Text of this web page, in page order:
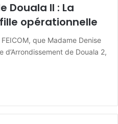
Douala II : La
opérationnelle
que Madame Denise
d’Arrondissement de Douala 2,